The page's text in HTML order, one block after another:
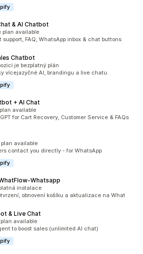
& AI Chatbot
260
plan available
support, FAQ, WhatsApp inbox & chat buttons
Chatbot
79
je bezplatný plán
vícejazyčné AI, brandingu a live chatu.
+ AI Chat
118
available
for Cart Recovery, Customer Service & FAQs
142
plan available
contact you directly - for WhatsApp
329
instalace
obnovení košíku a aktualizace na What
& Live Chat
120
plan available
to boost sales (unlimited AI chat)